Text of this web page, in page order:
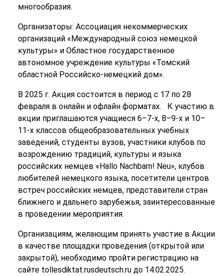
многообразия.
Организаторы: Ассоциация некоммерческих
организаций «Международный союз немецкой
культуры» и Областное государственное
автономное учреждение культуры «Томский
областной Российско-немецкий дом».
В 2025 г. Акция состоится в период с 17 по 28
февраля в онлайн и офлайн форматах. К участию в
акции приглашаются учащиеся 6–7-х, 8–9-х и 10–
11-х классов общеобразовательных учебных
заведений, студенты вузов, участники клубов по
возрождению традиций, культуры и языка
российских немцев «Hallo Nachbarn! Neu», клубов
любителей немецкого языка, посетители центров
встреч российских немцев, представители стран
ближнего и дальнего зарубежья, заинтересованные
в проведении мероприятия.
Организациям, желающим принять участие в Акции
в качестве площадки проведения (открытой или
закрытой), необходимо пройти регистрацию на
сайте tollesdiktat.rusdeutsch.ru до 14.02.2025.